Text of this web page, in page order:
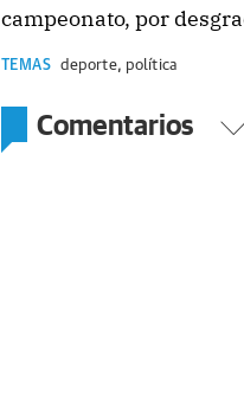
campeonato, por
TEMAS deporte, política
Comentarios